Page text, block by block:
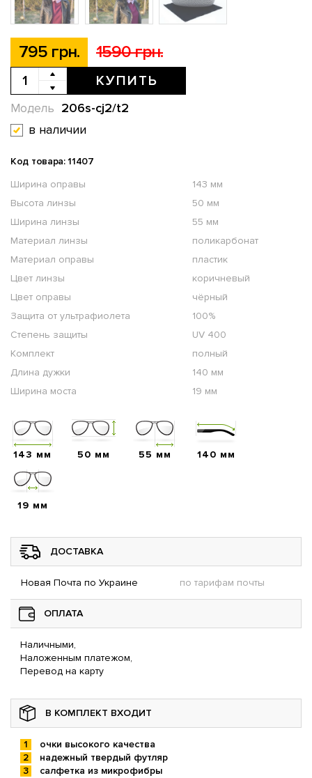
795 грн. 1590 грн.
КУПИТЬ
206s-cj2/t2
Модель
в наличии
Код товара: 11407
Ширина оправы
143 мм
Высота линзы
50 мм
Ширина линзы
55 мм
Материал линзы
поликарбонат
Материал оправы
пластик
Цвет линзы
коричневый
Цвет оправы
чёрный
Защита от ультрафиолета
100%
Степень защиты
UV 400
Комплект
полный
Длина дужки
140 мм
Ширина моста
19 мм
143 мм 50 мм 55 мм 140 мм
19 мм
ДОСТАВКА
Новая Почта по Украине по тарифам почты
ОПЛАТА
Наличными,
Наложенным платежом,
Перевод на карту
В КОМПЛЕКТ ВХОДИТ
очки высокого качества
надежный твердый футляр
салфетка из микрофибры